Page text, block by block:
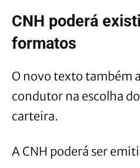
CNH poderá
formatos
O novo texto também
condutor na escolha
carteira.
A CNH poderá ser